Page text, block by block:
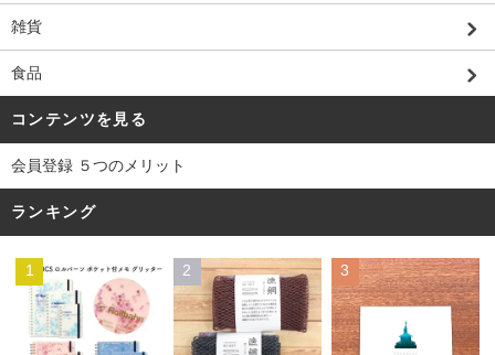
雑貨
食品
コンテンツを見る
会員登録 ５つのメリット
ランキング
1 2 3